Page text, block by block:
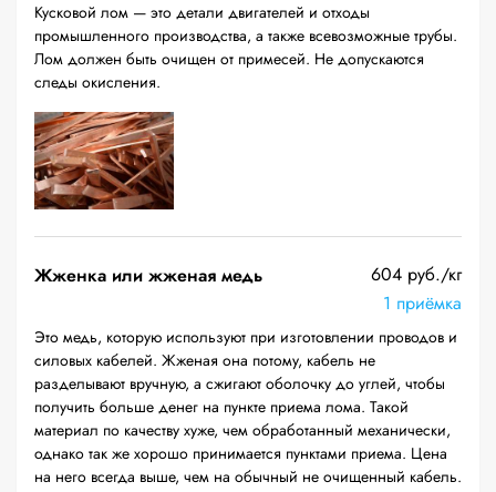
Кусковой лом — это детали двигателей и отходы
промышленного производства, а также всевозможные трубы.
Лом должен быть очищен от примесей. Не допускаются
следы окисления.
Жженка или жженая медь
604 руб./кг
1 приёмка
Это медь, которую используют при изготовлении проводов и
силовых кабелей. Жженая она потому, кабель не
разделывают вручную, а сжигают оболочку до углей, чтобы
получить больше денег на пункте приема лома. Такой
материал по качеству хуже, чем обработанный механически,
однако так же хорошо принимается пунктами приема. Цена
на него всегда выше, чем на обычный не очищенный кабель.